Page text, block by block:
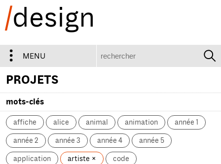
/design
MENU
PROJETS
mots-clés
affiche alice animal animation année 1
année 2 année 3 année 4 année 5
application artiste code